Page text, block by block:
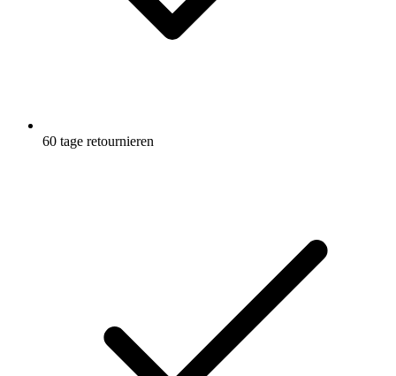
60 tage retournieren